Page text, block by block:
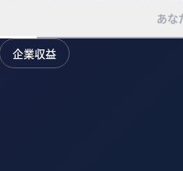
あな
企業収益